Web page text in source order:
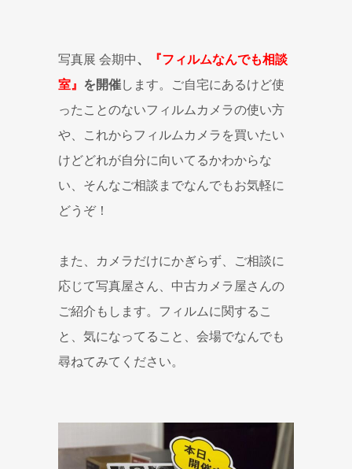
写真展 会期中、
『フィルムなんでも相談
室』 を開催します。ご自宅にあるけど使
ったことのないフィルムカメラの使い方
や、これからフィルムカメラを買いたい
けどどれが自分に向いてるかわからな
い、そんなご相談までなんでもお気軽に
どうぞ！
また、カメラだけにかぎらず、ご相談に
応じて写真屋さん、中古カメラ屋さんの
ご紹介もします。フィルムに関するこ
と、気になってること、会場でなんでも
尋ねてみてください。